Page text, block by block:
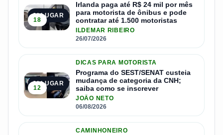
2º LUGAR
18
Irlanda paga até R$ 24 mil por mês
para motorista de ônibus e pode
contratar até 1.500 motoristas
ILDEMAR RIBEIRO
26/07/2026
3º LUGAR
12
DICAS PARA MOTORISTA
Programa do SEST/SENAT custeia
mudança de categoria da CNH;
saiba como se inscrever
JOÃO NETO
06/08/2026
CAMINHONEIRO